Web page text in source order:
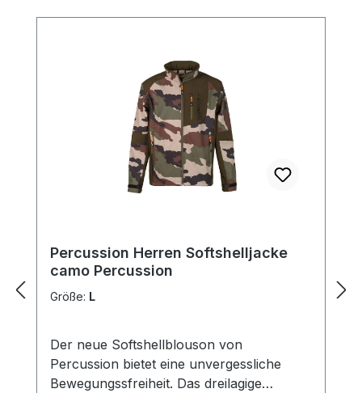
Percussion Herren Softshelljacke
camo Percussion
Größe: L
Der neue Softshellblouson von
Percussion bietet eine unvergessliche
Bewegungssfreiheit. Das dreilagige